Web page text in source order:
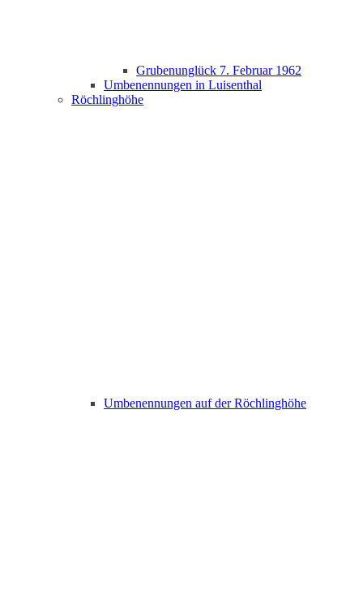
Grubenunglück 7. Februar 1962
Umbenennungen in Luisenthal
Röchlinghöhe
Umbenennungen auf der Röchlinghöhe